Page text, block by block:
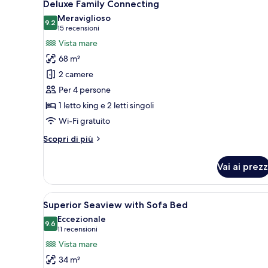
tutte
le
foto
per
Deluxe
Family
Connecting
Deluxe Family Connecting
9.29.2 su 10
Meraviglioso
15 recensioni
(15
recensioni)
Vista mare
68 m²
2 camere
Per 4 persone
1 letto king e 2 letti singoli
Wi-Fi gratuito
Scopri di più
Altri
Family
Connecting
Vai ai
Apri
tutte
le
foto
per
Una camera d'albergo
8
Superior Seaview with Sofa Bed
9.69.6 su 10
Eccezionale
11 recensioni
(11
recensioni)
Vista mare
34 m²